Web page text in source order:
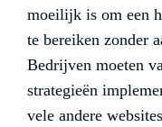
moeilijk is om een
te bereiken zonder
Bedrijven moeten
strategieën
vele andere